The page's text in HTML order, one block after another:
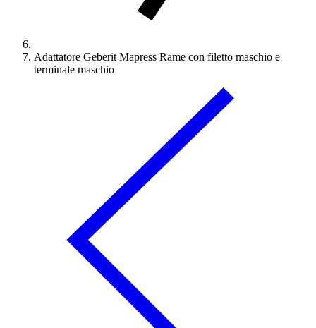
Adattatore Geberit Mapress Rame con filetto maschio e
terminale maschio